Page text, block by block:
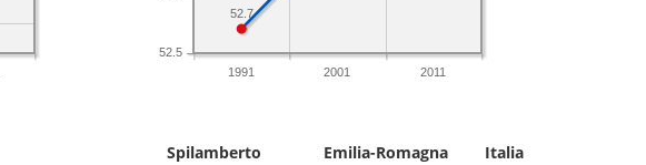
1991 2001 2011
52.5
52.7
Spilamberto Emilia-Romagna Italia